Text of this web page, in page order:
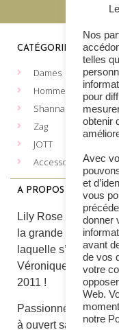
CATÉGORIES
Dames
Hommes
Shanna
Zag
JOTT
Accessoires
A PROPOS
Lily Rose Boutique,
la grande aventure
laquelle s’est lancée
Véronique Petit en
2011 !
Passionnée de
à ouvert sa première
Nos
telles
pour
obtenir
Avec
et
vous
donner
avant
de vos
votre
Web.
notre